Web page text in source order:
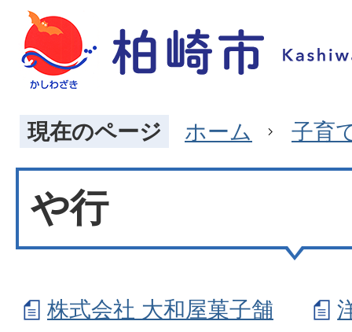
現在のページ ホーム 子育
や行
株式会社 大和屋菓子舗